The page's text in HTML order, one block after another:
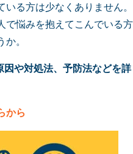
る方は少なくありません。
で悩みを抱えてこんでいる方
。
や対処法、予防法などを詳
から